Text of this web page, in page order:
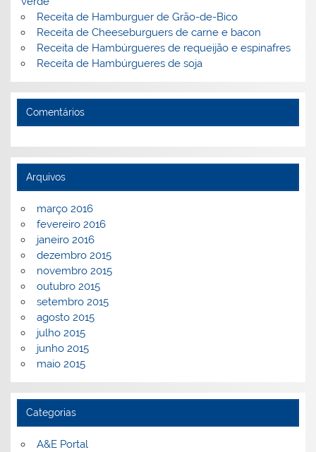
Receita de Hamburguer de Grão-de-Bico
Receita de Cheeseburguers de carne e bacon
Receita de Hambúrgueres de requeijão e espinafres
Receita de Hambúrgueres de soja
Comentários
Arquivos
março 2016
fevereiro 2016
janeiro 2016
dezembro 2015
novembro 2015
outubro 2015
setembro 2015
agosto 2015
julho 2015
junho 2015
maio 2015
Categorias
A&E Portal